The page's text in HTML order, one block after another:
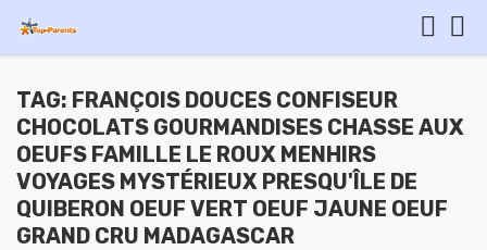
TAG: FRANÇOIS DOUCES CONFISEUR
CHOCOLATS GOURMANDISES CHASSE AUX
OEUFS FAMILLE LE ROUX MENHIRS
VOYAGES MYSTÉRIEUX PRESQU'ÎLE DE
QUIBERON OEUF VERT OEUF JAUNE OEUF
GRAND CRU MADAGASCAR